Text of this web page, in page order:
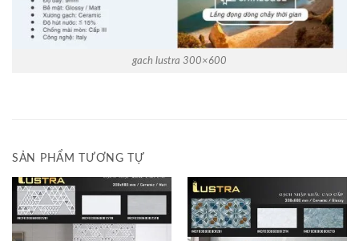
gach lustra 300×600
SẢN PHẨM TƯƠNG TỰ